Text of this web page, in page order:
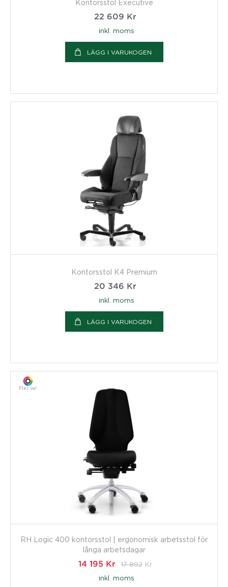
Kontorsstol Executive
22 609 Kr
inkl. moms
LÄGG I VARUKOGEN
Kontorsstol K4 Premium
20 346 Kr
inkl. moms
LÄGG I VARUKOGEN
Fler val
RH Logic 400 kontorsstol | ergonomisk arbetsstol för
långa arbetsdagar
14 195 Kr 17 892 Kr
inkl. moms